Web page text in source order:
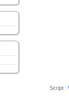
Script :